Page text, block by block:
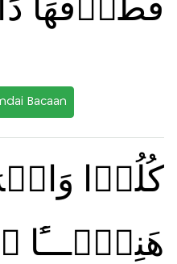
قُطُوۡفُهَا
Bacaan
كُلُوۡا
هَنِيۡٓـــًٔا